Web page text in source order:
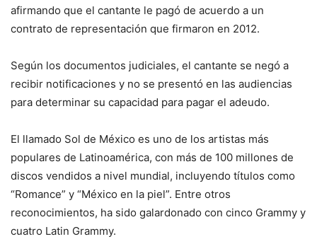
afirmando que el cantante le pagó de acuerdo a un
contrato de representación que firmaron en 2012.
Según los documentos judiciales, el cantante se negó a
recibir notificaciones y no se presentó en las audiencias
para determinar su capacidad para pagar el adeudo.
El llamado Sol de México es uno de los artistas más
populares de Latinoamérica, con más de 100 millones de
discos vendidos a nivel mundial, incluyendo títulos como
“Romance” y “México en la piel”. Entre otros
reconocimientos, ha sido galardonado con cinco Grammy y
cuatro Latin Grammy.